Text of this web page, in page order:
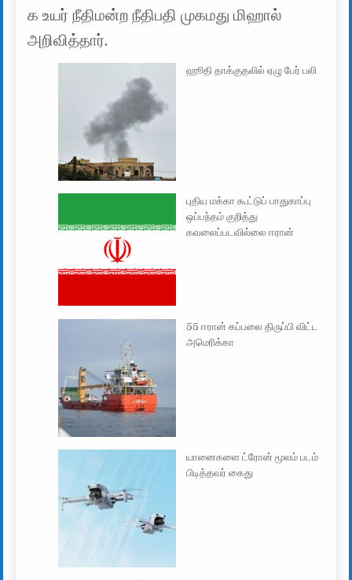
க உயர் நீதிமன்ற நீதிபதி முகமது மிஹால்
அறிவித்தார்.
ஹூதி தாக்குதலில் ஏழு பேர் பலி
புதிய மக்கா கூட்டுப் பாதுகாப்பு
ஒப்பந்தம் குறித்து
கவலைப்படவில்லை ஈரான்
55 ஈரான் கப்பலை திருப்பி விட்ட
அமெரிக்கா
யானைகளை ட்ரோன் மூலம் படம்
பிடித்தவர் கைது